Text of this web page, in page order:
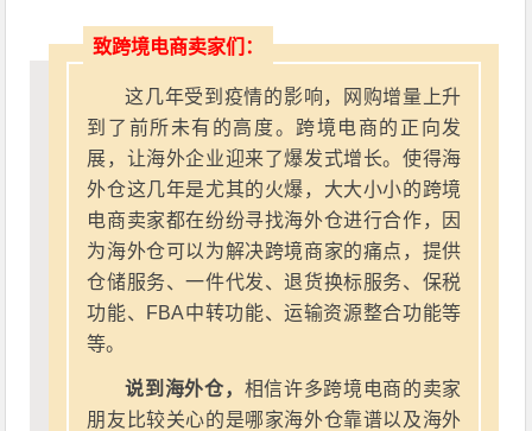
致跨境电商卖家们：
这几年受到疫情的影响，网购增量上升
到了前所未有的高度。跨境电商的正向发
展，让海外企业迎来了爆发式增长。使得海
外仓这几年是尤其的火爆，大大小小的跨境
电商卖家都在纷纷寻找海外仓进行合作，因
为海外仓可以为解决跨境商家的痛点，提供
仓储服务、一件代发、退货换标服务、保税
功能、FBA中转功能、运输资源整合功能等
等。
说到海外仓， 相信许多跨境电商的卖家
朋友比较关心的是哪家海外仓靠谱以及海外